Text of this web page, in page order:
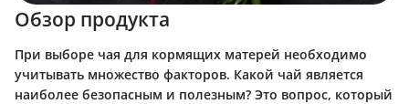
Обзор продукта
При выборе чая для кормящих матерей необходимо
учитывать множество факторов. Какой чай является
наиболее безопасным и полезным? Это вопрос, который